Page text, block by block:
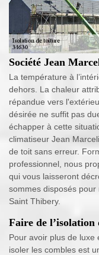
Société Jean
La température à
dehors. La chaleur
répandue vers
désirée ne suffit pas
échapper à cette
climatiseur Jean
de toit sans erreur.
professionnel, nous
qui vous laisseront
sommes disposés
Saint Thibery.
Faire de l’isolation
Pour avoir plus de luxe
isoler les combles est